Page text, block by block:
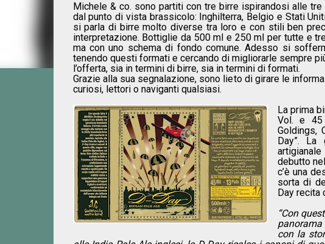
Michele & co. sono partiti con tre birre ispirandosi alle
dal punto di vista brassicolo: Inghilterra, Belgio e Stati
si parla di birre molto diverse tra loro e con stili ben
interpretazione. Bottiglie da 500 ml e 250 ml per tutte e
ma con uno schema di fondo comune. Adesso si
tenendo questi formati e cercando di migliorarle sempre
l’offerta, sia in termini di birre, sia in termini di formati.
Grazie alla sua segnalazione, sono lieto di girare le
curiosi, lettori o naviganti qualsiasi.
La prima
Vol. e 45
Goldings,
Day”. La
debutto
c’è una
sorta di
Day recita
“Con
panorama
con la